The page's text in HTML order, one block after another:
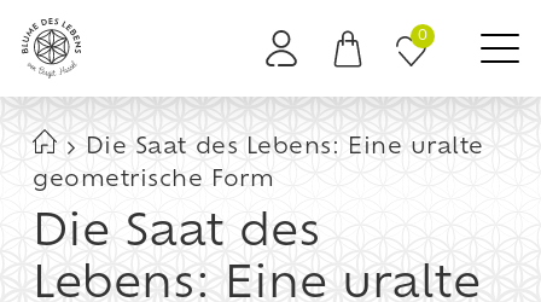
0
Die Saat des Lebens: Eine uralte
geometrische Form
Die Saat des
Lebens: Eine uralte